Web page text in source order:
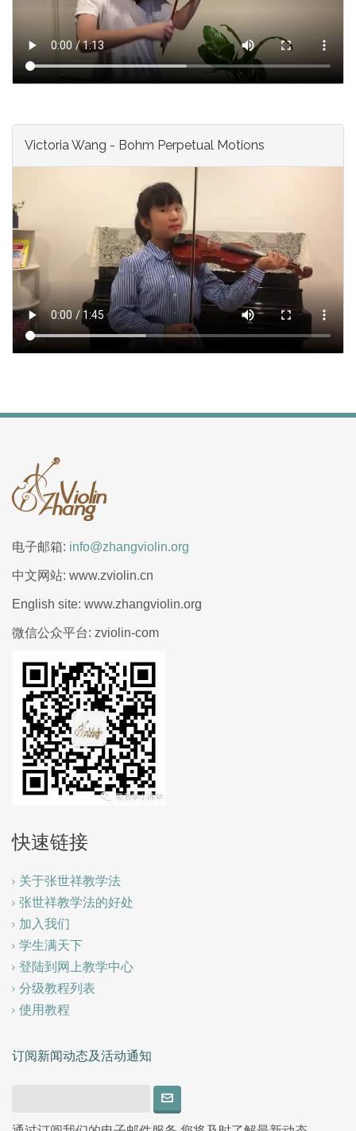
Victoria Wang - Bohm Perpetual Motions
电子邮箱: info@zhangviolin.org
中文网站: www.zviolin.cn
English site: www.zhangviolin.org
微信公众平台: zviolin-com
快速链接
关于张世祥教学法
张世祥教学法的好处
加入我们
学生满天下
登陆到网上教学中心
分级教程列表
使用教程
订阅新闻动态及活动通知